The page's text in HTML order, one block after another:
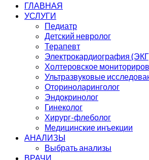
ГЛАВНАЯ
УСЛУГИ
Педиатр
Детский невролог
Терапевт
Электрокардиография
Холтеровское
Ультразвуковые
Оториноларинголог
Эндокринолог
Гинеколог
Хирург-флеболог
Медицинские инъекции
АНАЛИЗЫ
Выбрать анализы
ВРАЧИ